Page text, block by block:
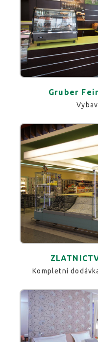
Gruber
Kompletní